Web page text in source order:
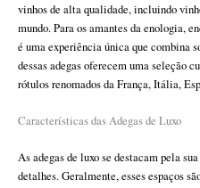
vinhos de alta qualidade, incluindo
mundo. Para os amantes da enologia,
é uma experiência única que combina
dessas adegas oferecem uma seleção
rótulos renomados da França, Itália,
Características das Adegas de Luxo
As adegas de luxo se destacam pela
detalhes. Geralmente, esses espaços